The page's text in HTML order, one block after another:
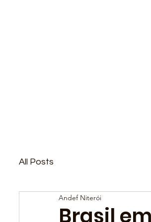
All Posts
Brasil
Andef Niterói